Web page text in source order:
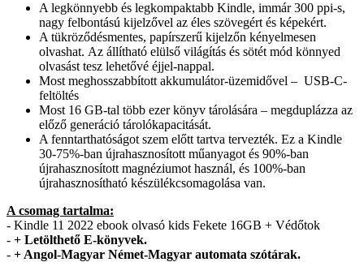
A legkönnyebb és legkompaktabb Kindle, immár 300 ppi-s,
nagy felbontású kijelzővel az éles szövegért és képekért.
A tükröződésmentes, papírszerű kijelzőn kényelmesen
olvashat. Az állítható elülső világítás és sötét mód könnyed
olvasást tesz lehetővé éjjel-nappal.
Most meghosszabbított akkumulátor-üzemidővel – USB-C-
feltöltés
Most 16 GB-tal több ezer könyv tárolására – megduplázza az
előző generáció tárolókapacitását.
A fenntarthatóságot szem előtt tartva tervezték. Ez a Kindle
30-75%-ban újrahasznosított műanyagot és 90%-ban
újrahasznosított magnéziumot használ, és 100%-ban
újrahasznosítható készülékcsomagolása van.
A csomag tartalma:
- Kindle 11 2022 ebook olvasó kids Fekete 16GB + Védőtok
- + Letölthető E-könyvek.
- + Angol-Magyar Német-Magyar automata szótárak.